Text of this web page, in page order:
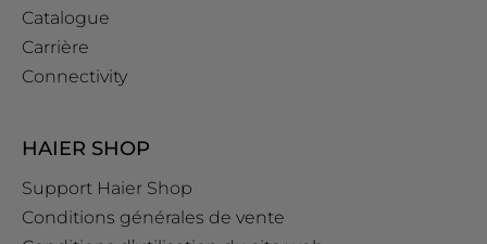
Catalogue
Carrière
Connectivity
HAIER SHOP
Support Haier Shop
Conditions générales de vente